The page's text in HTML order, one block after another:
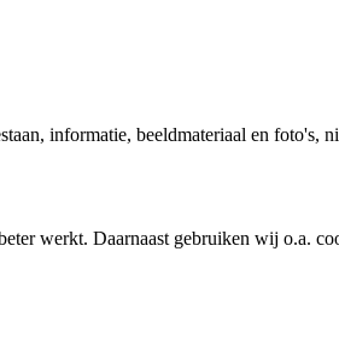
informatie, beeldmateriaal en
werkt. Daarnaast gebruiken wij o.a.